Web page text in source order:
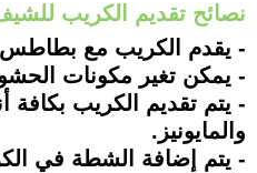
نصائح تقديم الكريب
- يقدم الكريب مع
- يمكن تغير مكونات
- يتم تقديم الكريب بكافة
والمايونيز.
- يتم إضافة الشطة في